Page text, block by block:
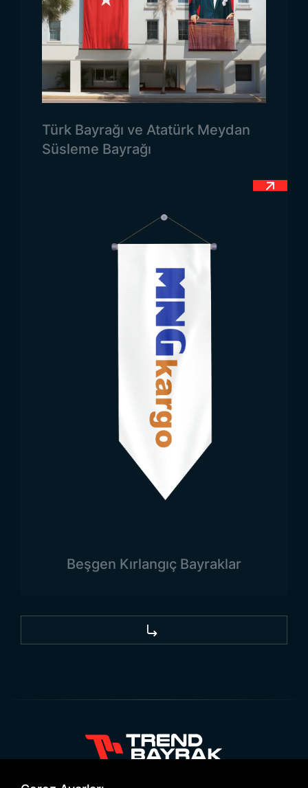
Ekvator bayrakları bu yörenin halkı için oldukça
kutsal olup manevi değer taşıyan eşyalar
arasındadır. Bayraklar, belirli kurum veya
kuruluşlarda kullanılması için veya yine kurum
duyulan en önemli etkenlerdendir. Bununla beraber
ülkede meydana gelen bayram veya herhangi özel
bağımsızlık sembolü tercih edilir. Bununla beraber
boyuttaki Ekvator bayrağı ve diğer bayraklarından
istedikleri miktarda alabilirler.
Devlet Bayrakları
ihtiyaçlarınız için Trend Bayrak ile iletişime
geçebilirsiniz.
Google Haritalar ile Bizi Ziyaret Edin!
Türk Bayrağı ve Atatürk Meydan
Süsleme Bayrağı
Beşgen Kırlangıç Bayraklar